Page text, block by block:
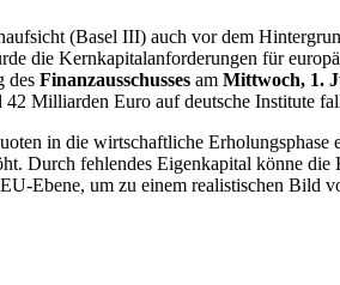
(Basel III) auch vor dem
die Kernkapitalanforderungen für
des Finanzausschusses am Mittwoch, 1.
Milliarden Euro auf deutsche Institute
in die wirtschaftliche Erholungsphase
Durch fehlendes Eigenkapital könne die
Ebene, um zu einem realistischen Bild